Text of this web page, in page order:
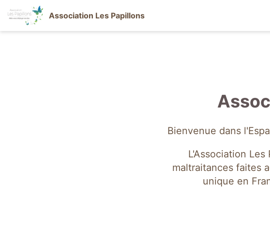
Association Les Papillons
Bienvenue dans
L'Association
maltraitances faites
unique en